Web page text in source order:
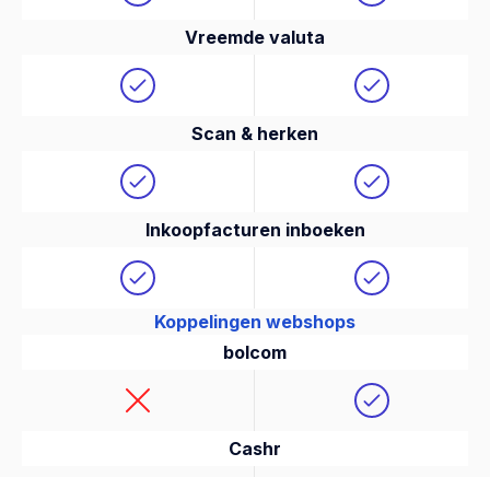
Vreemde valuta
Scan & herken
Inkoopfacturen inboeken
Koppelingen webshops
bolcom
Cashr